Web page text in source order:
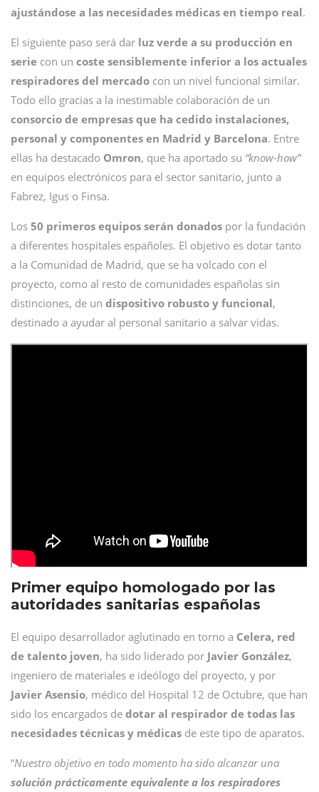
ajustándose a las necesidades médicas en tiempo real.
El siguiente paso será dar luz verde a su producción en
serie con un coste sensiblemente inferior a los actuales
respiradores del mercado con un nivel funcional similar.
Todo ello gracias a la inestimable colaboración de un
consorcio de empresas que ha cedido instalaciones,
personal y componentes en Madrid y Barcelona. Entre
ellas ha destacado Omron, que ha aportado su “know-how”
en equipos electrónicos para el sector sanitario, junto a
Fabrez, Igus o Finsa.
Los 50 primeros equipos serán donados por la fundación
a diferentes hospitales españoles. El objetivo es dotar tanto
a la Comunidad de Madrid, que se ha volcado con el
proyecto, como al resto de comunidades españolas sin
distinciones, de un dispositivo robusto y funcional,
destinado a ayudar al personal sanitario a salvar vidas.
Primer equipo homologado por las
autoridades sanitarias españolas
El equipo desarrollador aglutinado en torno a Celera, red
de talento joven, ha sido liderado por Javier González,
ingeniero de materiales e ideólogo del proyecto, y por
Javier Asensio, médico del Hospital 12 de Octubre, que han
sido los encargados de dotar al respirador de todas las
necesidades técnicas y médicas de este tipo de aparatos.
“Nuestro objetivo en todo momento ha sido alcanzar una
solución prácticamente equivalente a los respiradores